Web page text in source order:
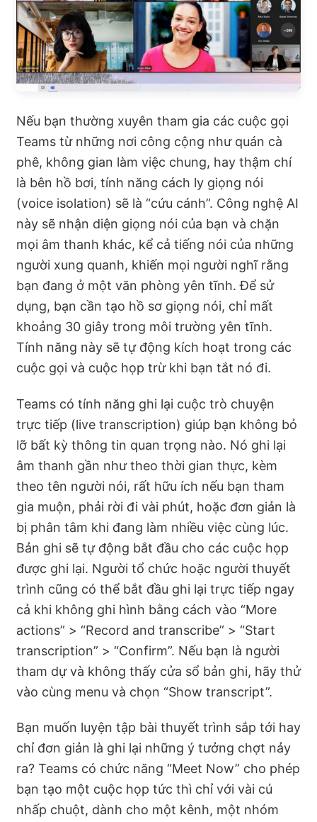
Nếu bạn thường xuyên tham gia các cuộc gọi
Teams từ những nơi công cộng như quán cà
phê, không gian làm việc chung, hay thậm chí
là bên hồ bơi, tính năng cách ly giọng nói
(voice isolation) sẽ là “cứu cánh”. Công nghệ AI
này sẽ nhận diện giọng nói của bạn và chặn
mọi âm thanh khác, kể cả tiếng nói của những
người xung quanh, khiến mọi người nghĩ rằng
bạn đang ở một văn phòng yên tĩnh. Để sử
dụng, bạn cần tạo hồ sơ giọng nói, chỉ mất
khoảng 30 giây trong môi trường yên tĩnh.
Tính năng này sẽ tự động kích hoạt trong các
cuộc gọi và cuộc họp trừ khi bạn tắt nó đi.
Teams có tính năng ghi lại cuộc trò chuyện
trực tiếp (live transcription) giúp bạn không bỏ
lỡ bất kỳ thông tin quan trọng nào. Nó ghi lại
âm thanh gần như theo thời gian thực, kèm
theo tên người nói, rất hữu ích nếu bạn tham
gia muộn, phải rời đi vài phút, hoặc đơn giản là
bị phân tâm khi đang làm nhiều việc cùng lúc.
Bản ghi sẽ tự động bắt đầu cho các cuộc họp
được ghi lại. Người tổ chức hoặc người thuyết
trình cũng có thể bắt đầu ghi lại trực tiếp ngay
cả khi không ghi hình bằng cách vào “More
actions” > “Record and transcribe” > “Start
transcription” > “Confirm”. Nếu bạn là người
tham dự và không thấy cửa sổ bản ghi, hãy thử
vào cùng menu và chọn “Show transcript”.
Bạn muốn luyện tập bài thuyết trình sắp tới hay
chỉ đơn giản là ghi lại những ý tưởng chợt nảy
ra? Teams có chức năng “Meet Now” cho phép
bạn tạo một cuộc họp tức thì chỉ với vài cú
nhấp chuột, dành cho một kênh, một nhóm